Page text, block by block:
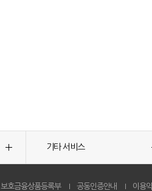
기타 서비스
보호금융상품등록부 공동인증안내 이용